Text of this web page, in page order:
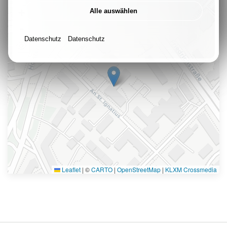
Leaflet | ©CARTO | OpenStreetMap | KLXM Crossmedia
Alle auswählen
Datenschutz Datenschutz